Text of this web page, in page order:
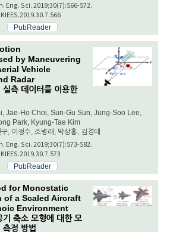
Eng. Sci. 2019;30(7):566-572.
PubReader
by Maneuvering
Vehicle
Radar
실측 데이터를 이용한
Jae-Ho Choi, Sun-Gu Sun, Jung-Soo Lee,
Park, Kyung-Tae Kim
, 이정수, 조병래, 박상홍, 김경태
Eng. Sci. 2019;30(7):573-582.
PubReader
for Monostatic
of a Scaled Aircraft
Environment
기 축소 모형에 대한 모
측정 방법